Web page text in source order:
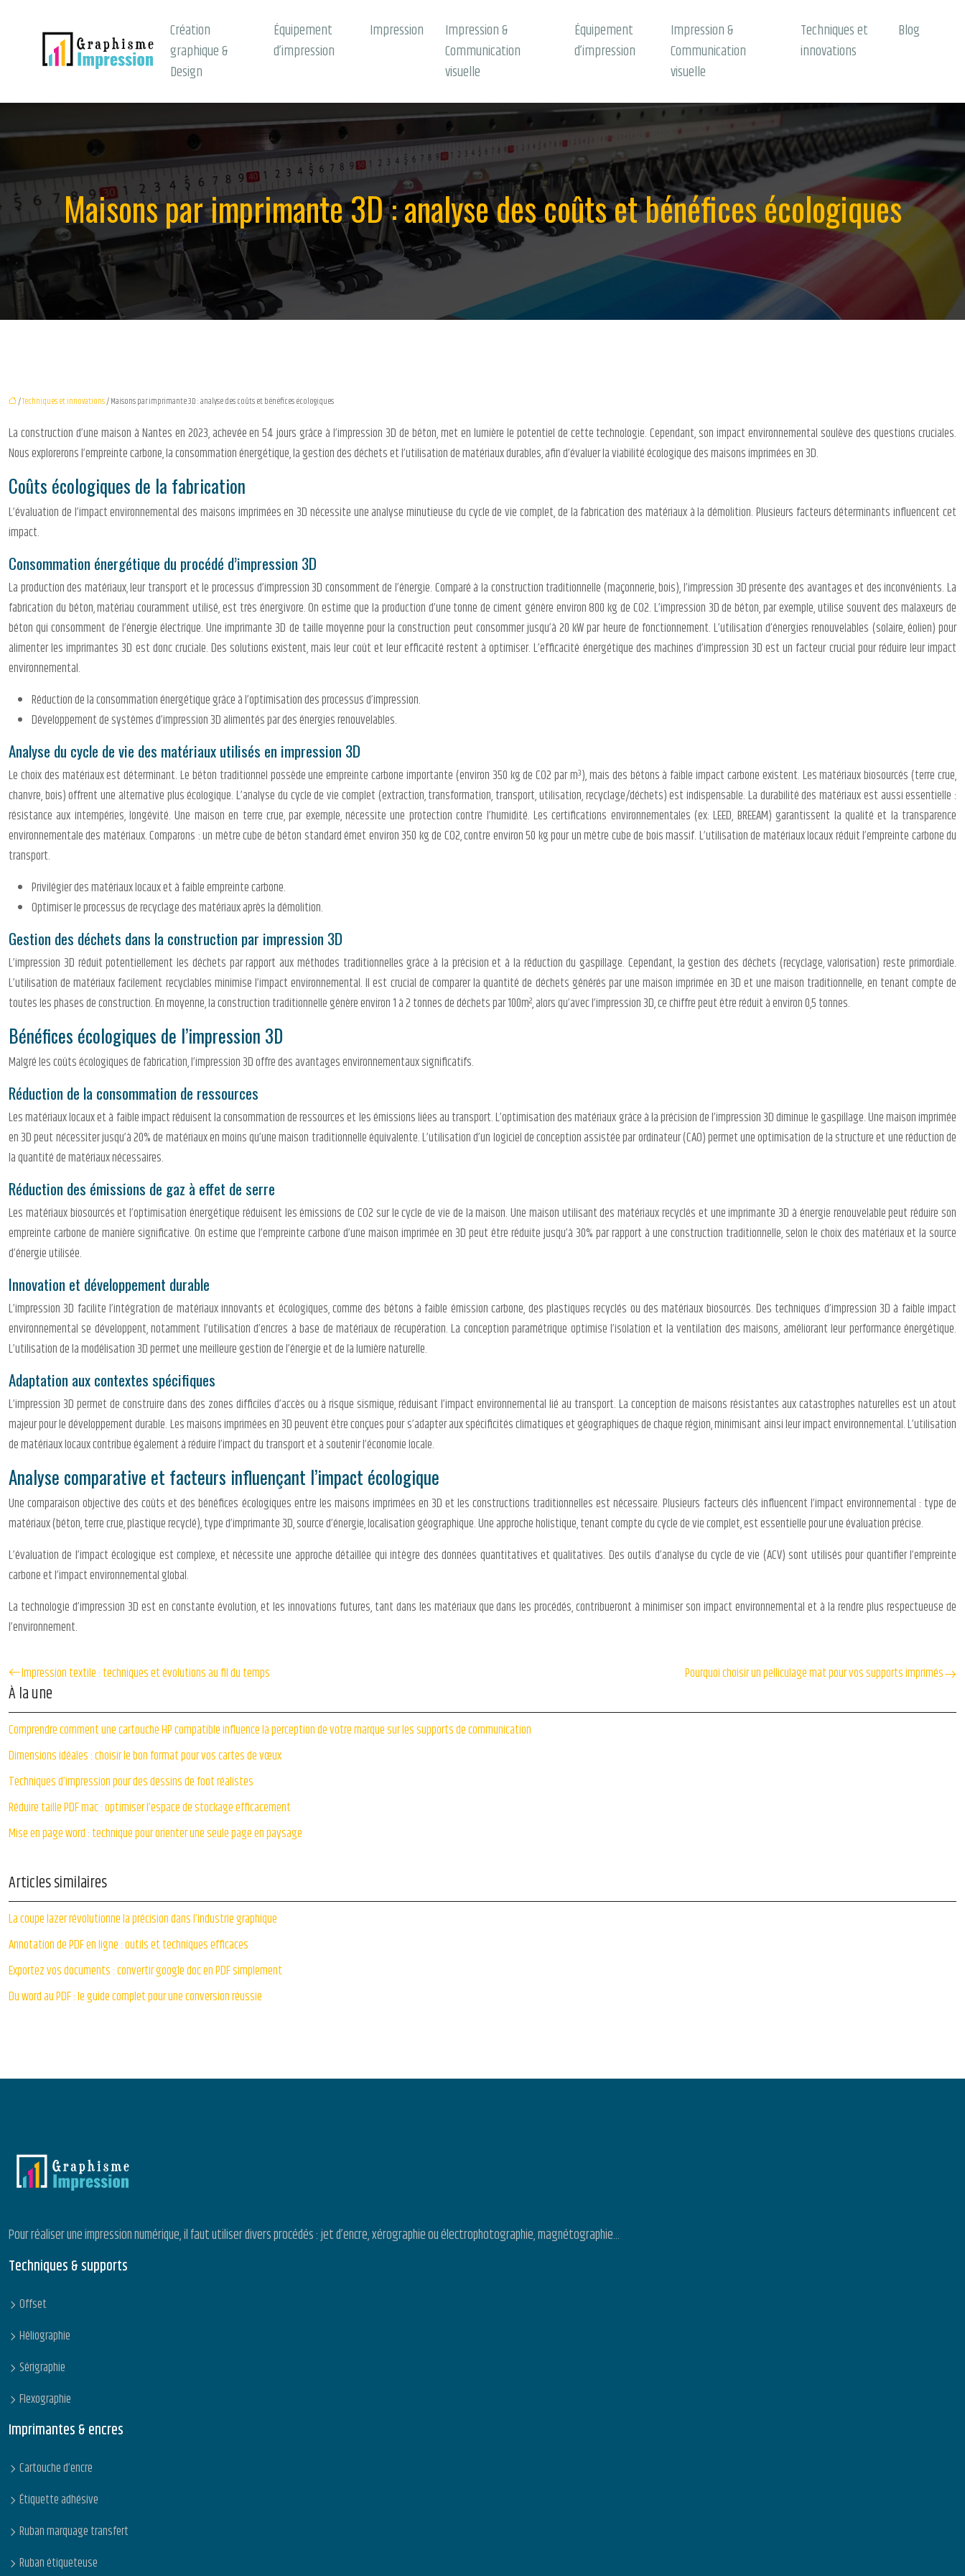
Création
graphique &
Design
Équipement
d’impression
Impression
Impression &
Communication
visuelle
Équipement
d’impression
Impression &
Communication
visuelle
Techniques et
innovations
Blog
Maisons par imprimante 3D : analyse des coûts et bénéfices écologiques
/Techniques et innovations/ Maisons par imprimante 3D : analyse des coûts et bénéfices écologiques
La construction d’une maison à Nantes en 2023, achevée en 54 jours grâce à l’impression 3D de béton, met en lumière le potentiel de cette technologie. Cependant, son impact environnemental soulève des questions cruciales.
Nous explorerons l’empreinte carbone, la consommation énergétique, la gestion des déchets et l’utilisation de matériaux durables, afin d’évaluer la viabilité écologique des maisons imprimées en 3D.
Coûts écologiques de la fabrication
L’évaluation de l’impact environnemental des maisons imprimées en 3D nécessite une analyse minutieuse du cycle de vie complet, de la fabrication des matériaux à la démolition. Plusieurs facteurs déterminants influencent cet
impact.
Consommation énergétique du procédé d’impression 3D
La production des matériaux, leur transport et le processus d’impression 3D consomment de l’énergie. Comparé à la construction traditionnelle (maçonnerie, bois), l’impression 3D présente des avantages et des inconvénients. La
fabrication du béton, matériau couramment utilisé, est très énergivore. On estime que la production d’une tonne de ciment génère environ 800 kg de CO2. L’impression 3D de béton, par exemple, utilise souvent des malaxeurs de
béton qui consomment de l’énergie électrique. Une imprimante 3D de taille moyenne pour la construction peut consommer jusqu’à 20 kW par heure de fonctionnement. L’utilisation d’énergies renouvelables (solaire, éolien) pour
alimenter les imprimantes 3D est donc cruciale. Des solutions existent, mais leur coût et leur efficacité restent à optimiser. L’efficacité énergétique des machines d’impression 3D est un facteur crucial pour réduire leur impact
environnemental.
Réduction de la consommation énergétique grâce à l’optimisation des processus d’impression.
Développement de systèmes d’impression 3D alimentés par des énergies renouvelables.
Analyse du cycle de vie des matériaux utilisés en impression 3D
Le choix des matériaux est déterminant. Le béton traditionnel possède une empreinte carbone importante (environ 350 kg de CO2 par m³), mais des bétons à faible impact carbone existent. Les matériaux biosourcés (terre crue,
chanvre, bois) offrent une alternative plus écologique. L’analyse du cycle de vie complet (extraction, transformation, transport, utilisation, recyclage/déchets) est indispensable. La durabilité des matériaux est aussi essentielle :
résistance aux intempéries, longévité. Une maison en terre crue, par exemple, nécessite une protection contre l’humidité. Les certifications environnementales (ex: LEED, BREEAM) garantissent la qualité et la transparence
environnementale des matériaux. Comparons : un mètre cube de béton standard émet environ 350 kg de CO2, contre environ 50 kg pour un mètre cube de bois massif. L’utilisation de matériaux locaux réduit l’empreinte carbone du
transport.
Privilégier des matériaux locaux et à faible empreinte carbone.
Optimiser le processus de recyclage des matériaux après la démolition.
Gestion des déchets dans la construction par impression 3D
L’impression 3D réduit potentiellement les déchets par rapport aux méthodes traditionnelles grâce à la précision et à la réduction du gaspillage. Cependant, la gestion des déchets (recyclage, valorisation) reste primordiale.
L’utilisation de matériaux facilement recyclables minimise l’impact environnemental. Il est crucial de comparer la quantité de déchets générés par une maison imprimée en 3D et une maison traditionnelle, en tenant compte de
toutes les phases de construction. En moyenne, la construction traditionnelle génère environ 1 à 2 tonnes de déchets par 100m², alors qu’avec l’impression 3D, ce chiffre peut être réduit à environ 0,5 tonnes.
Bénéfices écologiques de l’impression 3D
Malgré les coûts écologiques de fabrication, l’impression 3D offre des avantages environnementaux significatifs.
Réduction de la consommation de ressources
Les matériaux locaux et à faible impact réduisent la consommation de ressources et les émissions liées au transport. L’optimisation des matériaux grâce à la précision de l’impression 3D diminue le gaspillage. Une maison imprimée
en 3D peut nécessiter jusqu’à 20% de matériaux en moins qu’une maison traditionnelle équivalente. L’utilisation d’un logiciel de conception assistée par ordinateur (CAO) permet une optimisation de la structure et une réduction de
la quantité de matériaux nécessaires.
Réduction des émissions de gaz à effet de serre
Les matériaux biosourcés et l’optimisation énergétique réduisent les émissions de CO2 sur le cycle de vie de la maison. Une maison utilisant des matériaux recyclés et une imprimante 3D à énergie renouvelable peut réduire son
empreinte carbone de manière significative. On estime que l’empreinte carbone d’une maison imprimée en 3D peut être réduite jusqu’à 30% par rapport à une construction traditionnelle, selon le choix des matériaux et la source
d’énergie utilisée.
Innovation et développement durable
L’impression 3D facilite l’intégration de matériaux innovants et écologiques, comme des bétons à faible émission carbone, des plastiques recyclés ou des matériaux biosourcés. Des techniques d’impression 3D à faible impact
environnemental se développent, notamment l’utilisation d’encres à base de matériaux de récupération. La conception paramétrique optimise l’isolation et la ventilation des maisons, améliorant leur performance énergétique.
L’utilisation de la modélisation 3D permet une meilleure gestion de l’énergie et de la lumière naturelle.
Adaptation aux contextes spécifiques
L’impression 3D permet de construire dans des zones difficiles d’accès ou à risque sismique, réduisant l’impact environnemental lié au transport. La conception de maisons résistantes aux catastrophes naturelles est un atout
majeur pour le développement durable. Les maisons imprimées en 3D peuvent être conçues pour s’adapter aux spécificités climatiques et géographiques de chaque région, minimisant ainsi leur impact environnemental. L’utilisation
de matériaux locaux contribue également à réduire l’impact du transport et à soutenir l’économie locale.
Analyse comparative et facteurs influençant l’impact écologique
Une comparaison objective des coûts et des bénéfices écologiques entre les maisons imprimées en 3D et les constructions traditionnelles est nécessaire. Plusieurs facteurs clés influencent l’impact environnemental : type de
matériaux (béton, terre crue, plastique recyclé), type d’imprimante 3D, source d’énergie, localisation géographique. Une approche holistique, tenant compte du cycle de vie complet, est essentielle pour une évaluation précise.
L’évaluation de l’impact écologique est complexe, et nécessite une approche détaillée qui intègre des données quantitatives et qualitatives. Des outils d’analyse du cycle de vie (ACV) sont utilisés pour quantifier l’empreinte
carbone et l’impact environnemental global.
La technologie d’impression 3D est en constante évolution, et les innovations futures, tant dans les matériaux que dans les procédés, contribueront à minimiser son impact environnemental et à la rendre plus respectueuse de
l’environnement.
Impression textile : techniques et évolutions au fil du temps Pourquoi choisir un pelliculage mat pour vos supports imprimés
À la une
Comprendre comment une cartouche HP compatible influence la perception de votre marque sur les supports de communication
Dimensions idéales : choisir le bon format pour vos cartes de vœux
Techniques d’impression pour des dessins de foot réalistes
Réduire taille PDF mac : optimiser l’espace de stockage efficacement
Mise en page word : technique pour orienter une seule page en paysage
Articles similaires
La coupe lazer révolutionne la précision dans l’industrie graphique
Annotation de PDF en ligne : outils et techniques efficaces
Exportez vos documents : convertir google doc en PDF simplement
Du word au PDF : le guide complet pour une conversion réussie
Pour réaliser une impression numérique, il faut utiliser divers procédés : jet d’encre, xérographie ou électrophotographie, magnétographie…
Techniques & supports
Offset
Héliographie
Sérigraphie
Flexographie
Imprimantes & encres
Cartouche d’encre
Étiquette adhésive
Ruban marquage transfert
Ruban étiqueteuse